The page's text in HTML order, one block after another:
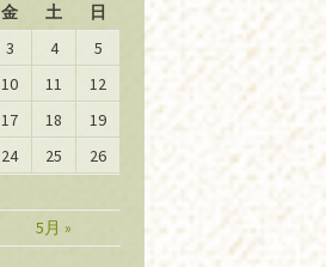
金 土 日
5月 »
3 4
5
10 11
12
17 18
19
24 25
26